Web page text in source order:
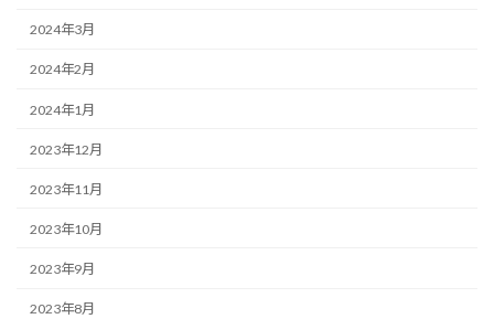
2024年3月
2024年2月
2024年1月
2023年12月
2023年11月
2023年10月
2023年9月
2023年8月